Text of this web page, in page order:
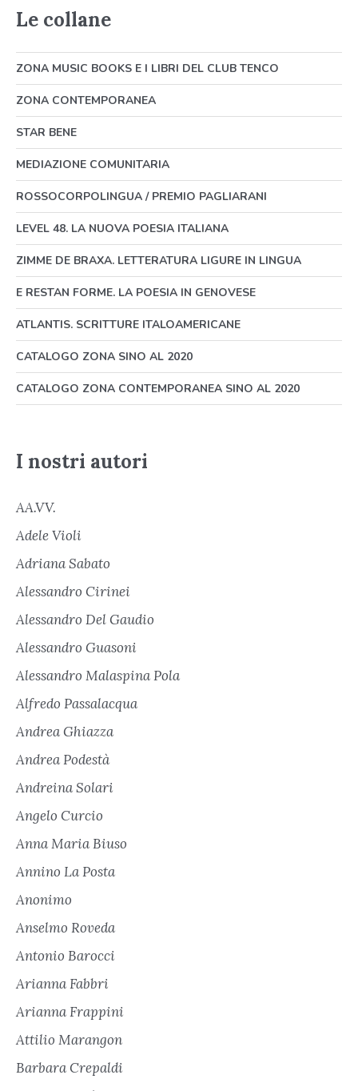
Le collane
ZONA MUSIC BOOKS E I LIBRI DEL CLUB TENCO
ZONA CONTEMPORANEA
STAR BENE
MEDIAZIONE COMUNITARIA
ROSSOCORPOLINGUA / PREMIO PAGLIARANI
LEVEL 48. LA NUOVA POESIA ITALIANA
ZIMME DE BRAXA. LETTERATURA LIGURE IN LINGUA
E RESTAN FORME. LA POESIA IN GENOVESE
ATLANTIS. SCRITTURE ITALOAMERICANE
CATALOGO ZONA SINO AL 2020
CATALOGO ZONA CONTEMPORANEA SINO AL 2020
I nostri autori
AA.VV.
Adele Violi
Adriana Sabato
Alessandro Cirinei
Alessandro Del Gaudio
Alessandro Guasoni
Alessandro Malaspina Pola
Alfredo Passalacqua
Andrea Ghiazza
Andrea Podestà
Andreina Solari
Angelo Curcio
Anna Maria Biuso
Annino La Posta
Anonimo
Anselmo Roveda
Antonio Barocci
Arianna Fabbri
Arianna Frappini
Attilio Marangon
Barbara Crepaldi